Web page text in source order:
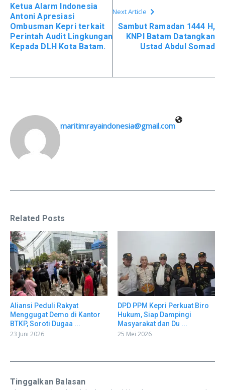
Ketua Alarm Indonesia
Antoni Apresiasi
Ombusman Kepri terkait
Perintah Audit Lingkungan
Kepada DLH Kota Batam.
Next Article
Sambut Ramadan 1444 H,
KNPI Batam Datangkan
Ustad Abdul Somad
maritimrayaindonesia@gmail.com
Related Posts
Aliansi Peduli Rakyat
Menggugat Demo di Kantor
BTKP, Soroti Dugaa ...
23 Juni 2026
DPD PPM Kepri Perkuat Biro
Hukum, Siap Dampingi
Masyarakat dan Du ...
25 Mei 2026
Tinggalkan Balasan